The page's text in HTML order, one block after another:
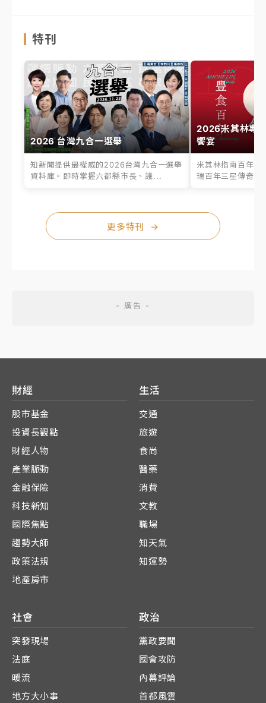
特刊
2026 台灣九合一選舉
知新聞提供最權威的2026台灣九合一選舉
資料庫。即時掌握六都縣市長、議...
2026米其林專
饗宴
米其林指南百年之
瑞百年三星傳奇、
更多特刊 →
財經
股市基金
投資長觀點
財經人物
產業脈動
金融保險
科技新知
國際焦點
趨勢大師
政策法規
地產房市
生活
交通
旅遊
食尚
醫藥
消費
文教
職場
知天氣
知運勢
社會
突發現場
法庭
暖流
地方大小事
政治
黨政要聞
國會攻防
內幕評論
首都風雲